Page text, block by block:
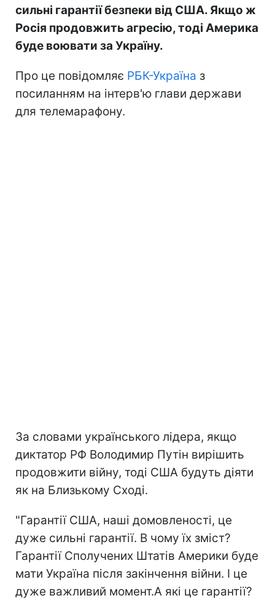
сильні гарантії безпеки від США. Якщо ж
Росія продовжить агресію, тоді Америка
буде воювати за Україну.
Про це повідомляє РБК-Україна з
посиланням на інтерв'ю глави держави
для телемарафону.
За словами українського лідера, якщо
диктатор РФ Володимир Путін вирішить
продовжити війну, тоді США будуть діяти
як на Близькому Сході.
"Гарантії США, наші домовленості, це
дуже сильні гарантії. В чому їх зміст?
Гарантії Сполучених Штатів Америки буде
мати Україна після закінчення війни. І це
дуже важливий момент.А які це гарантії?